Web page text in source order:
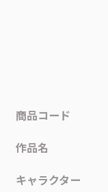
商品コード
作品名
キャラクター